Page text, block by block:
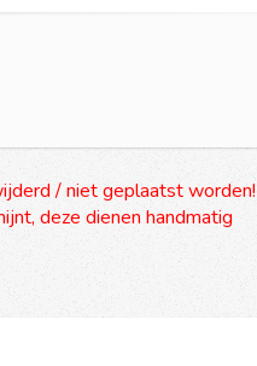
/ niet geplaatst worden!
deze dienen handmatig